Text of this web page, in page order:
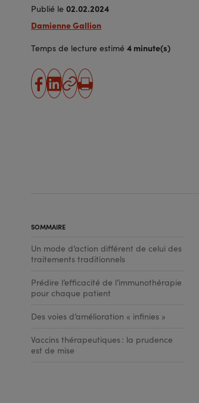
Publié le 02.02.2024
Damienne Gallion
Temps de lecture estimé 4 minute(s)
partager
partager
Copier
Imprimer
SOMMAIRE
Un mode d’action différent de celui des
traitements traditionnels
Prédire l’efficacité de l’immunothérapie
pour chaque patient
Des voies d’amélioration « infinies »
Vaccins thérapeutiques : la prudence
est de mise